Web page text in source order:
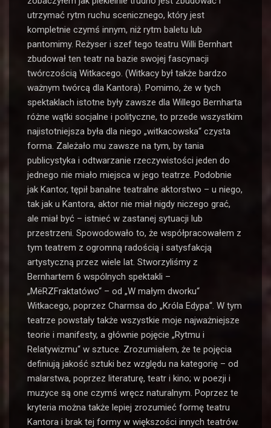
utrzymać rytm ruchu scenicznego, który jest
kompletnie czymś innym, niż rytm baletu lub
pantomimy. Reżyser i szef tego teatru Willi Bernhart
zbudował ten teatr na bazie swojej fascynacji
twórczością Witkacego. (Witkacy był także bardzo
ważnym twórcą dla Kantora). Pomimo, że w tych
spektaklach istotne były zawsze dla Willego Bernharta
różne wątki socjalne i polityczne, to przede wszystkim
najistotniejsza była dla niego „witkacowska“ czysta
forma. Zależało mu zawsze na tym, by tania
publicystyka i odtwarzanie rzeczywistości jeden do
jednego nie miało miejsca w jego teatrze. Podobnie
jak Kantor, tępił banalne teatralne aktorstwo – u niego,
tak jak u Kantora, aktor nie miał nigdy niczego grać,
ale miał być – istnieć w zastanej sytuacji lub
przestrzeni. Spowodowało to, że współpracowałem z
tym teatrem z ogromną radością i satysfakcją
artystyczną przez wiele lat. Stworzyliśmy z
Bernhartem 6 wspólnych spektakli –
„MëRZFraktatówo“ – od „W małym dworku“
Witkacego, poprzez Charmsa do „Króla Edypa“. W tym
teatrze powstały także wszystkie moje najważniejsze
teorie i manifesty, a głównie pojęcie „Rytmu i
Relatywizmu“ w sztuce. Zrozumiałem, że te pojęcia
definiują jakość sztuki bez względu na kategorię – od
malarstwa, poprzez literaturę, teatr i kino; w poezji i
muzyce są one czymś wręcz naturalnym. Poprzez te
kryteria można także lepiej zrozumieć formę teatru
Kantora i brak tej formy w większości innych teatrów.